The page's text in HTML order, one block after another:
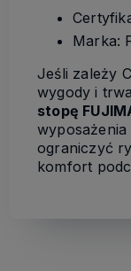
Marka:
Jeśli zależy
wygody i
stopę
wyposażenia
ograniczyć
komfort